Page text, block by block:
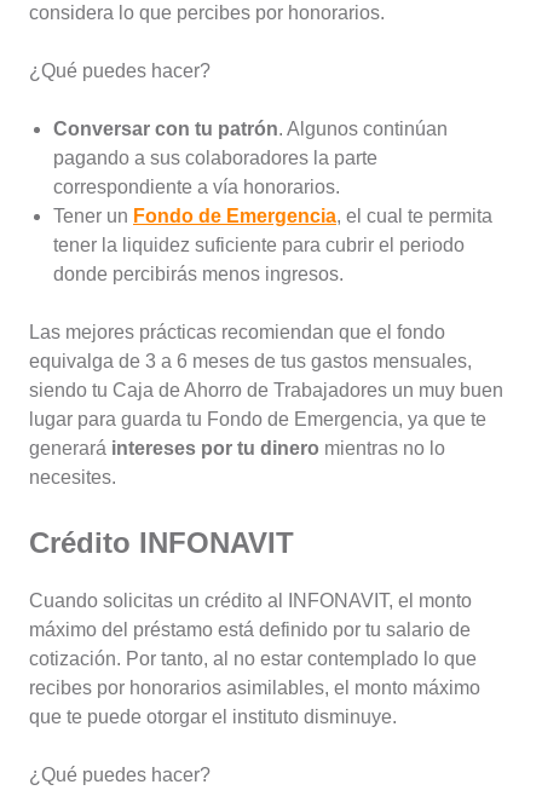
considera lo que percibes por honorarios.
¿Qué puedes hacer?
Conversar con tu patrón. Algunos continúan
pagando a sus colaboradores la parte
correspondiente a vía honorarios.
Tener un Fondo de Emergencia, el cual te permita
tener la liquidez suficiente para cubrir el periodo
donde percibirás menos ingresos.
Las mejores prácticas recomiendan que el fondo
equivalga de 3 a 6 meses de tus gastos mensuales,
siendo tu Caja de Ahorro de Trabajadores un muy buen
lugar para guarda tu Fondo de Emergencia, ya que te
generará intereses por tu dinero mientras no lo
necesites.
Crédito INFONAVIT
Cuando solicitas un crédito al INFONAVIT, el monto
máximo del préstamo está definido por tu salario de
cotización. Por tanto, al no estar contemplado lo que
recibes por honorarios asimilables, el monto máximo
que te puede otorgar el instituto disminuye.
¿Qué puedes hacer?